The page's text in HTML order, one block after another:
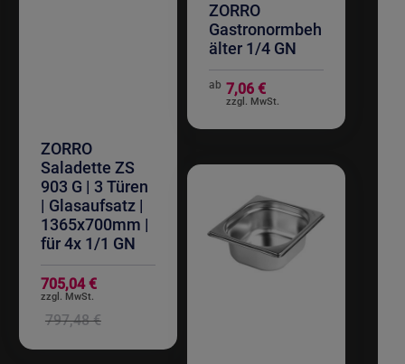
ZORRO
Saladette ZS
903 G | 3 Türen
| Glasaufsatz |
1365x700mm |
für 4x 1/1 GN
705,04 €
797,48 €
ZORRO
Gastronormbeh
älter 1/4 GN
ab 7,06 €